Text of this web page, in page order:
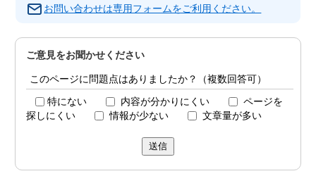
お問い合わせは専用フォームをご利用ください。
ご意見をお聞かせください
このページに問題点はありましたか？（複数回答可）
特にない 内容が分かりにくい
ページを
探しにくい
情報が少ない 文章量が多い
送信